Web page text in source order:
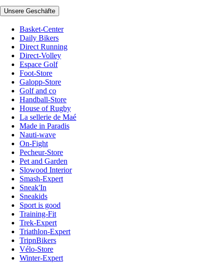
Unsere Geschäfte
Basket-Center
Daily Bikers
Direct Running
Direct-Volley
Espace Golf
Foot-Store
Galopp-Store
Golf and co
Handball-Store
House of Rugby
La sellerie de Maé
Made in Paradis
Nauti-wave
On-Fight
Pecheur-Store
Pet and Garden
Slowood Interior
Smash-Expert
Sneak'In
Sneakids
Sport is good
Training-Fit
Trek-Expert
Triathlon-Expert
TripnBikers
Vélo-Store
Winter-Expert